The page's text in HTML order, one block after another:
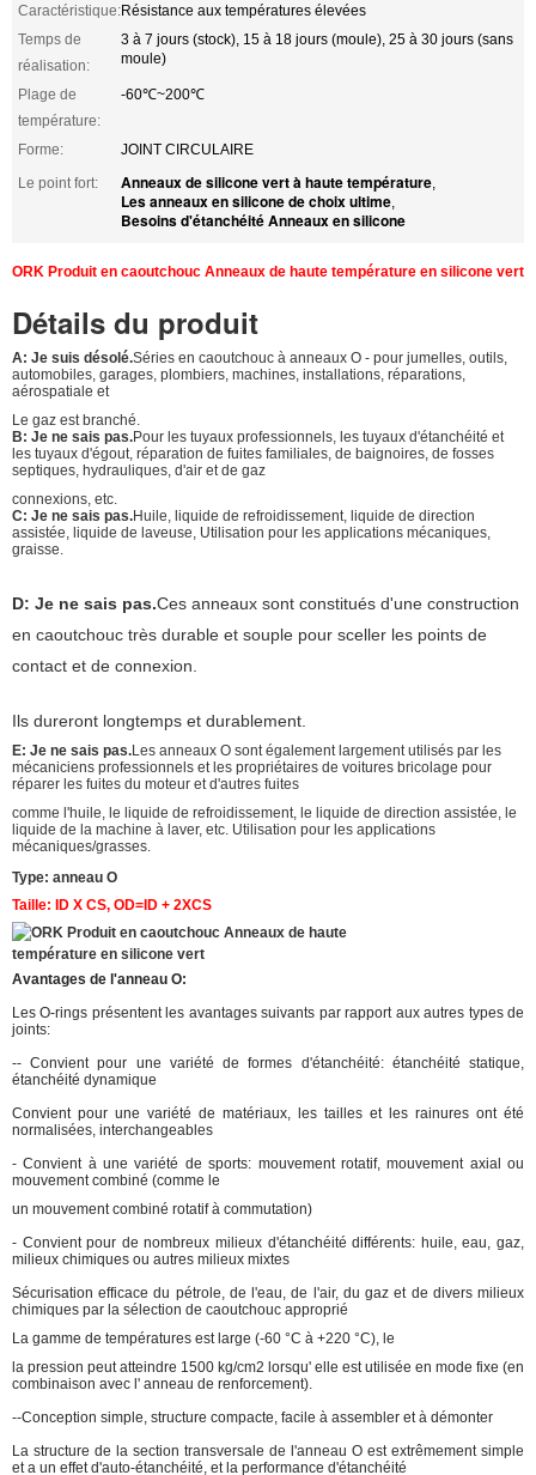
Caractéristique:Résistance aux températures élevées
Temps de
réalisation:
3 à 7 jours (stock), 15 à 18 jours (moule), 25 à 30 jours (sans
moule)
Plage de
température:
-60℃~200℃
Forme:
JOINT CIRCULAIRE
Le point fort:
Anneaux de silicone vert à haute température,
Les anneaux en silicone de choix ultime,
Besoins d'étanchéité Anneaux en silicone
ORK Produit en caoutchouc Anneaux de haute température en silicone vert
Détails du produit
A: Je suis désolé.Séries en caoutchouc à anneaux O - pour jumelles, outils,
automobiles, garages, plombiers, machines, installations, réparations,
aérospatiale et
Le gaz est branché.
B: Je ne sais pas.Pour les tuyaux professionnels, les tuyaux d'étanchéité et
les tuyaux d'égout, réparation de fuites familiales, de baignoires, de fosses
septiques, hydrauliques, d'air et de gaz
connexions, etc.
C: Je ne sais pas.Huile, liquide de refroidissement, liquide de direction
assistée, liquide de laveuse, Utilisation pour les applications mécaniques,
graisse.
D: Je ne sais pas.Ces anneaux sont constitués d'une construction
en caoutchouc très durable et souple pour sceller les points de
contact et de connexion.
Ils dureront longtemps et durablement.
E: Je ne sais pas.Les anneaux O sont également largement utilisés par les
mécaniciens professionnels et les propriétaires de voitures bricolage pour
réparer les fuites du moteur et d'autres fuites
comme l'huile, le liquide de refroidissement, le liquide de direction assistée, le
liquide de la machine à laver, etc. Utilisation pour les applications
mécaniques/grasses.
Type: anneau O
Taille: ID X CS, OD=ID + 2XCS
Avantages de l'anneau O:
Les O-rings présentent les avantages suivants par rapport aux autres types de
joints:
-- Convient pour une variété de formes d'étanchéité: étanchéité statique,
étanchéité dynamique
Convient pour une variété de matériaux, les tailles et les rainures ont été
normalisées, interchangeables
- Convient à une variété de sports: mouvement rotatif, mouvement axial ou
mouvement combiné (comme le
un mouvement combiné rotatif à commutation)
- Convient pour de nombreux milieux d'étanchéité différents: huile, eau, gaz,
milieux chimiques ou autres milieux mixtes
Sécurisation efficace du pétrole, de l'eau, de l'air, du gaz et de divers milieux
chimiques par la sélection de caoutchouc approprié
La gamme de températures est large (-60 °C à +220 °C), le
la pression peut atteindre 1500 kg/cm2 lorsqu' elle est utilisée en mode fixe (en
combinaison avec l' anneau de renforcement).
--Conception simple, structure compacte, facile à assembler et à démonter
La structure de la section transversale de l'anneau O est extrêmement simple
et a un effet d'auto-étanchéité, et la performance d'étanchéité